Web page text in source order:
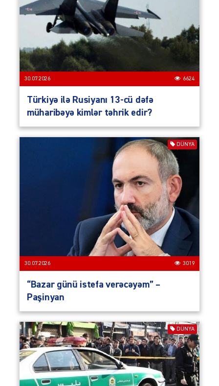
30.07.2026 6624
Türkiyə ilə Rusiyanı 13-cü dəfə
müharibəyə kimlər təhrik edir?
DÜNYA
30.07.2026 3019
“Bazar günü istefa verəcəyəm” –
Paşinyan
DÜNYA